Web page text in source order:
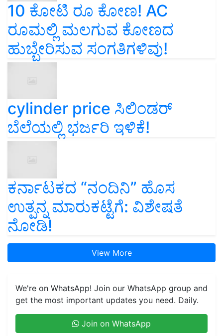
10 ಕೋಟಿ ರೂ ಕೋಣ! AC
ರೂಮಲ್ಲಿ ಮಲಗುವ ಕೋಣದ
ಹುಬ್ಬೇರಿಸುವ ಸಂಗತಿಗಳಿವು!
cylinder price ಸಿಲಿಂಡರ್‌
ಬೆಲೆಯಲ್ಲಿ ಭರ್ಜರಿ ಇಳಿಕೆ!
ಕರ್ನಾಟಕದ “ನಂದಿನಿ” ಹೊಸ
ಉತ್ಪನ್ನ ಮಾರುಕಟ್ಟೆಗೆ: ವಿಶೇಷತೆ
ನೋಡಿ!
View More
We're on WhatsApp! Join our WhatsApp group and
get the most important updates you need. Daily.
Join on WhatsApp